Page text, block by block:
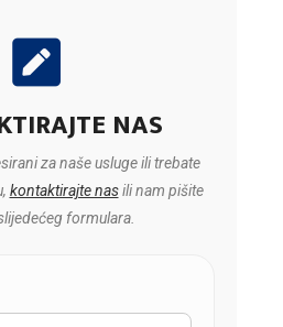
NAS
za naše usluge ili trebate
kontaktirajte nasili nam pišite
formulara.